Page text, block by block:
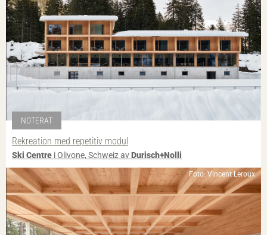
NOTERAT
Rekreation med repetitiv modul
Ski Centre i Olivone, Schweiz avDurisch+Nolli
Foto: Vincent Leroux